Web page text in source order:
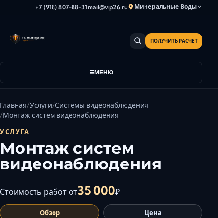
+7 (918) 807-88-31mail@vip26.ru Минеральные Воды
Анапа
Владикавказ
Дербент
Каспийск
МЕНЮ
ПОЛУЧИТЬ РАСЧЕТ
Главная Услуги Системы видеонаблюдения
Монтаж систем видеонаблюдения
УСЛУГА
Монтаж систем
видеонаблюдения
Стоимость работ от35 000₽
Обзор Цена